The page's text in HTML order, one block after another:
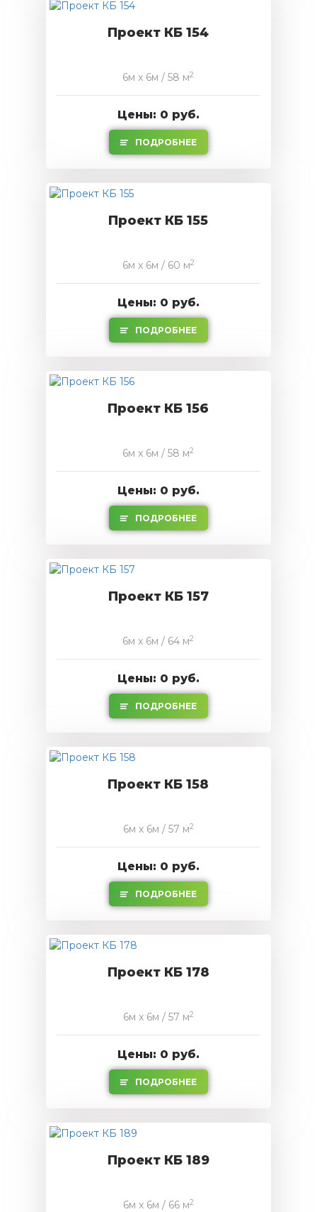
Проект КБ 154
6м x 6м / 58 м2
Цены: 0 руб.
ПОДРОБНЕЕ
Проект КБ 155
6м x 6м / 60 м2
Цены: 0 руб.
ПОДРОБНЕЕ
Проект КБ 156
6м x 6м / 58 м2
Цены: 0 руб.
ПОДРОБНЕЕ
Проект КБ 157
6м x 6м / 64 м2
Цены: 0 руб.
ПОДРОБНЕЕ
Проект КБ 158
6м x 6м / 57 м2
Цены: 0 руб.
ПОДРОБНЕЕ
Проект КБ 178
6м x 6м / 57 м2
Цены: 0 руб.
ПОДРОБНЕЕ
Проект КБ 189
6м x 6м / 66 м2